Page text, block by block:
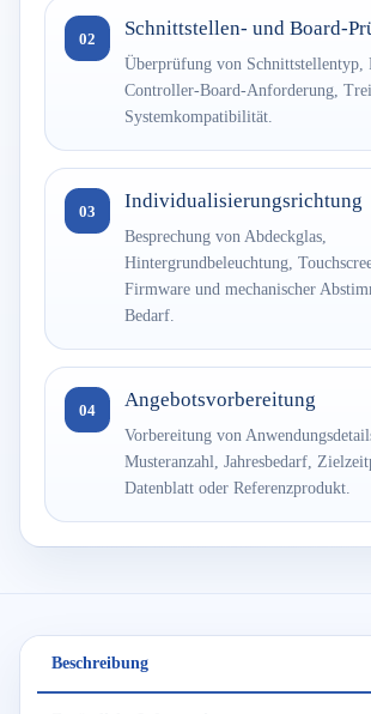
02 Schnittstellen- und Board-
Überprüfung von
Controller-Board-Anforderung,
Systemkompatibilität.
03 Individualisierungsrichtung
Besprechung von Abdeckglas,
Hintergrundbeleuchtung,
Firmware und mechanischer
Bedarf.
04 Angebotsvorbereitung
Vorbereitung von
Musteranzahl, Jahresbedarf,
Datenblatt oder Referenzprodukt.
Beschreibung